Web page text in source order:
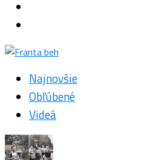
Najnovšie
Obľúbené
Videá